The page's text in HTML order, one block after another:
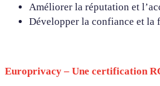
Améliorer la réputation et
Développer la confiance et
Europrivacy – Une certification